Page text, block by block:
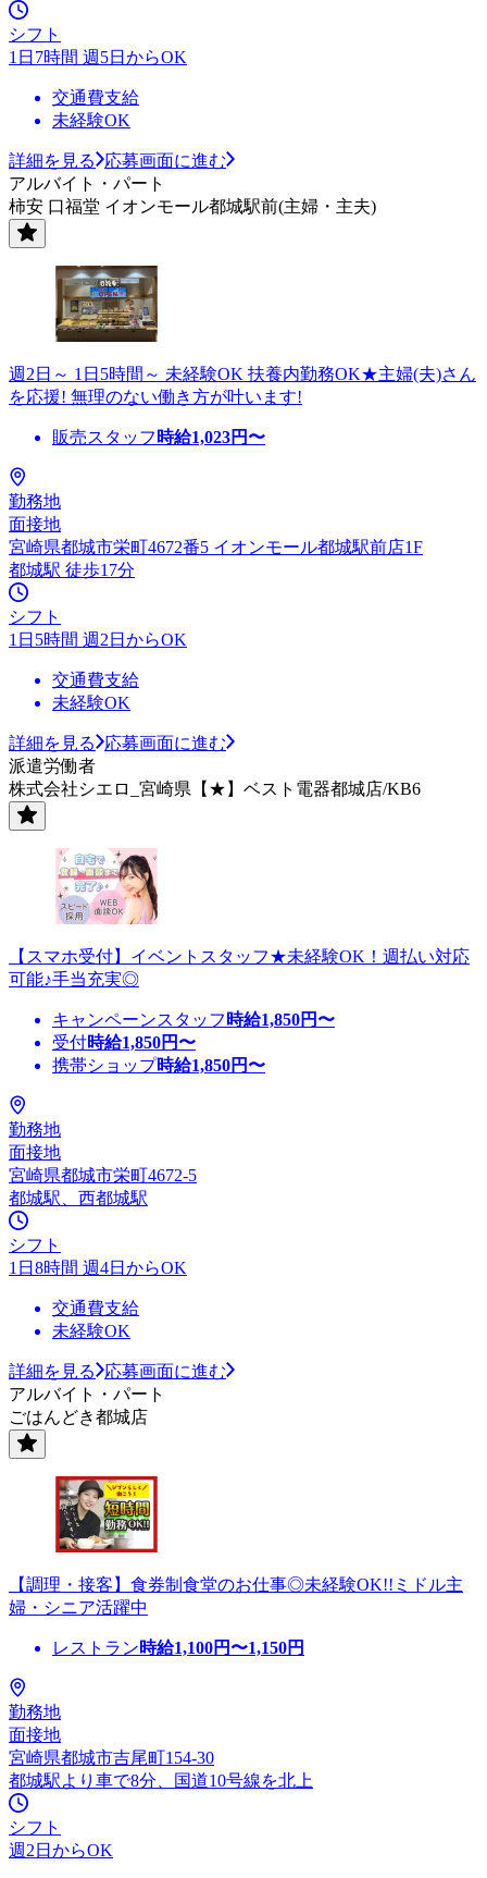
シフト
1日7時間 週5日からOK
交通費支給
未経験OK
詳細を見る
応募画面に進む
アルバイト・パート
柿安 口福堂 イオンモール都城駅前(主婦・主夫)
週2日～ 1日5時間～ 未経験OK 扶養内勤務OK★主婦(夫)さん
を応援! 無理のない働き方が叶います!
販売スタッフ 時給1,023円〜
勤務地
面接地
宮崎県都城市栄町4672番5 イオンモール都城駅前店1F
都城駅 徒歩17分
シフト
1日5時間 週2日からOK
交通費支給
未経験OK
詳細を見る
応募画面に進む
派遣労働者
株式会社シエロ_宮崎県【★】ベスト電器都城店/KB6
【スマホ受付】イベントスタッフ★未経験OK！週払い対応
可能♪手当充実◎
キャンペーンスタッフ 時給1,850円〜
受付時給1,850円〜
携帯ショップ時給1,850円〜
勤務地
面接地
宮崎県都城市栄町4672-5
都城駅、西都城駅
シフト
1日8時間 週4日からOK
交通費支給
未経験OK
詳細を見る
応募画面に進む
アルバイト・パート
ごはんどき都城店
【調理・接客】食券制食堂のお仕事◎未経験OK!!ミドル主
婦・シニア活躍中
レストラン時給1,100円〜1,150円
勤務地
面接地
宮崎県都城市吉尾町154-30
都城駅より車で8分、国道10号線を北上
シフト
週2日からOK